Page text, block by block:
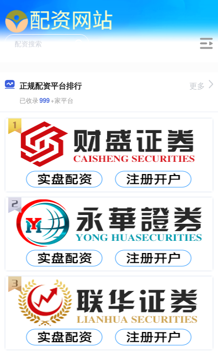
正规配资平台排行
已收录999+家平台
更多